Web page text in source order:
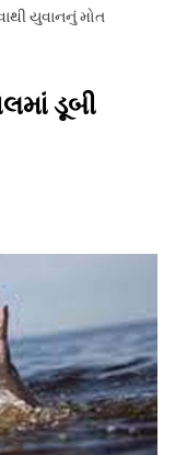
યુવાનનું મોત
ડૂબી